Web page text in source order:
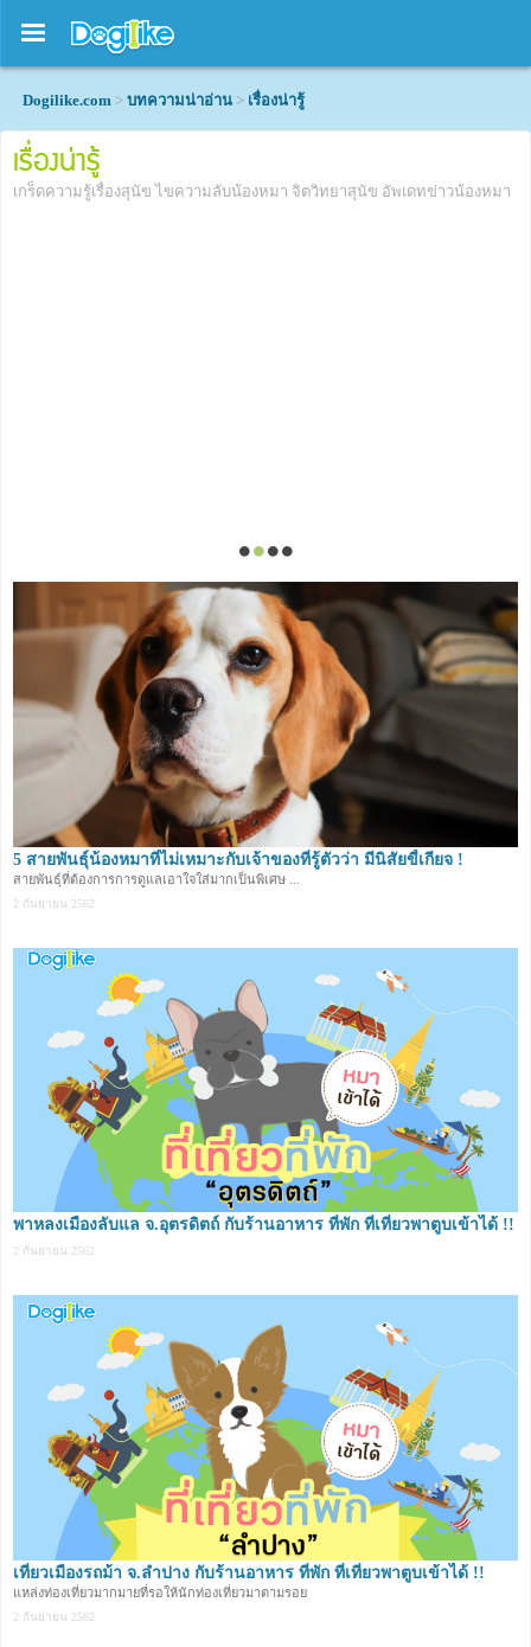
Dogilike.com > บทความน่าอ่าน > เรื่องน่ารู้
เรื่องน่ารู้
เกร็ดความรู้เรื่องสุนัข ไขความลับน้องหมา จิตวิทยาสุนัข อัพเดทข่าวน้องหมา
5 สายพันธุ์น้องหมาที่ไม่เหมาะกับเจ้าของที่รู้ตัวว่า มีนิสัยขี้เกียจ !
สายพันธุ์ที่ต้องการการดูแลเอาใจใส่มากเป็นพิเศษ ...
2 กันยายน 2562
พาหลงเมืองลับแล จ.อุตรดิตถ์ กับร้านอาหาร ที่พัก ที่เที่ยวพาตูบเข้าได้ !!
2 กันยายน 2562
เที่ยวเมืองรถม้า จ.ลำปาง กับร้านอาหาร ที่พัก ที่เที่ยวพาตูบเข้าได้ !!
แหล่งท่องเที่ยวมากมายที่รอให้นักท่องเที่ยวมาตามรอย
2 กันยายน 2562